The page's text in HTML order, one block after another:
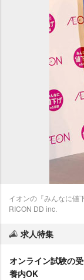
イオンの『みんなに値
RICON DD inc.
求人特集
オンライン試験の
養内OK